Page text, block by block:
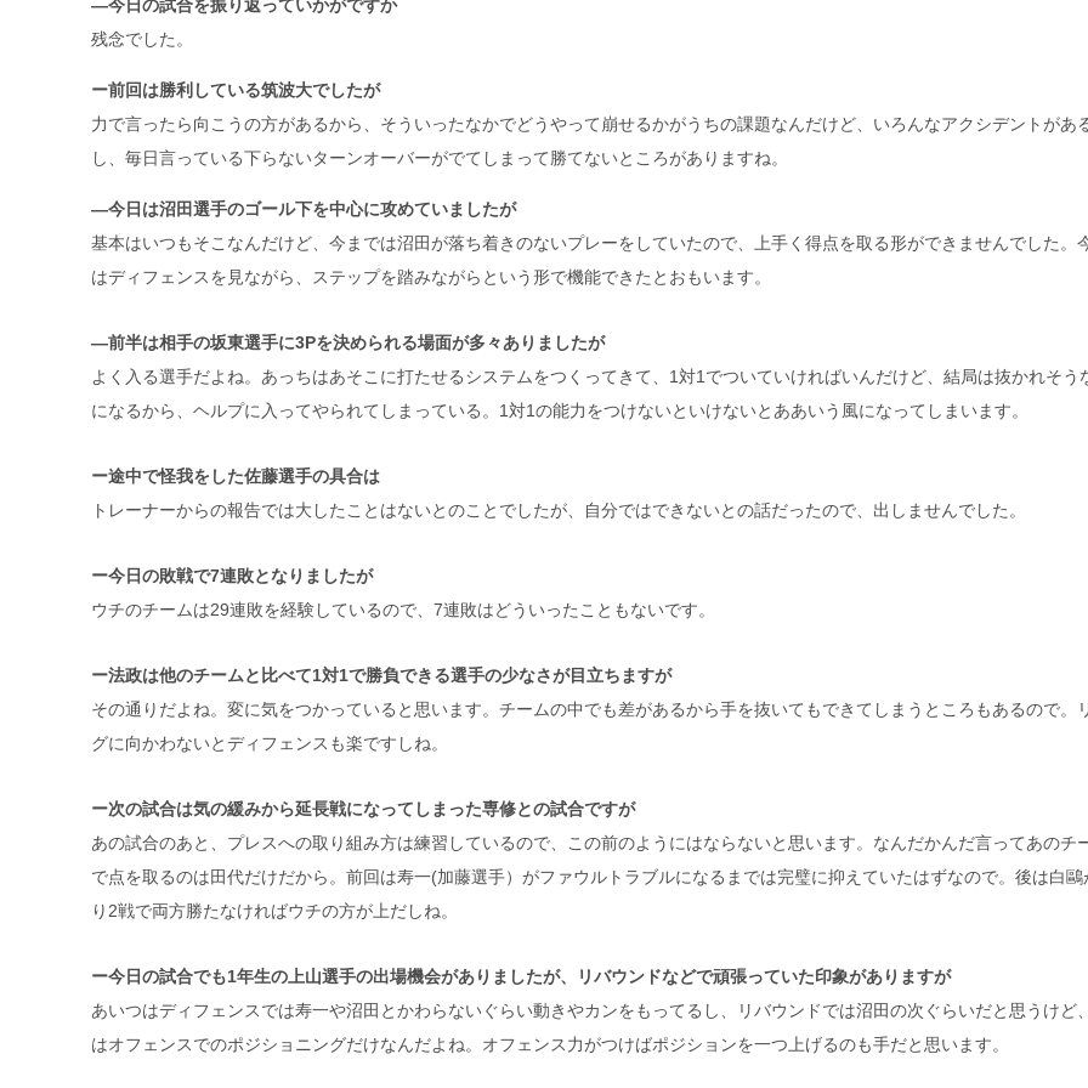
―今日の試合を振り返っていかがですか
残念でした。
ー前回は勝利している筑波大でしたが
力で言ったら向こうの方があるから、そういったなかでどうやって崩せるかがうちの課題なんだけど、いろんなアクシデントがあ
し、毎日言っている下らないターンオーバーがでてしまって勝てないところがありますね。
―今日は沼田選手のゴール下を中心に攻めていましたが
基本はいつもそこなんだけど、今までは沼田が落ち着きのないプレーをしていたので、上手く得点を取る形ができませんでした。
はディフェンスを見ながら、ステップを踏みながらという形で機能できたとおもいます。
―前半は相手の坂東選手に3Pを決められる場面が多々ありましたが
よく入る選手だよね。あっちはあそこに打たせるシステムをつくってきて、1対1でついていければいんだけど、結局は抜かれそう
になるから、ヘルプに入ってやられてしまっている。1対1の能力をつけないといけないとああいう風になってしまいます。
ー途中で怪我をした佐藤選手の具合は
トレーナーからの報告では大したことはないとのことでしたが、自分ではできないとの話だったので、出しませんでした。
ー今日の敗戦で7連敗となりましたが
ウチのチームは29連敗を経験しているので、7連敗はどういったこともないです。
ー法政は他のチームと比べて1対1で勝負できる選手の少なさが目立ちますが
その通りだよね。変に気をつかっていると思います。チームの中でも差があるから手を抜いてもできてしまうところもあるので。
グに向かわないとディフェンスも楽ですしね。
ー次の試合は気の緩みから延長戦になってしまった専修との試合ですが
あの試合のあと、プレスへの取り組み方は練習しているので、この前のようにはならないと思います。なんだかんだ言ってあのチ
で点を取るのは田代だけだから。前回は寿一(加藤選手）がファウルトラブルになるまでは完璧に抑えていたはずなので。後は白鷗
り2戦で両方勝たなければウチの方が上だしね。
ー今日の試合でも1年生の上山選手の出場機会がありましたが、リバウンドなどで頑張っていた印象がありますが
あいつはディフェンスでは寿一や沼田とかわらないぐらい動きやカンをもってるし、リバウンドでは沼田の次ぐらいだと思うけど
はオフェンスでのポジショニングだけなんだよね。オフェンス力がつけばポジションを一つ上げるのも手だと思います。